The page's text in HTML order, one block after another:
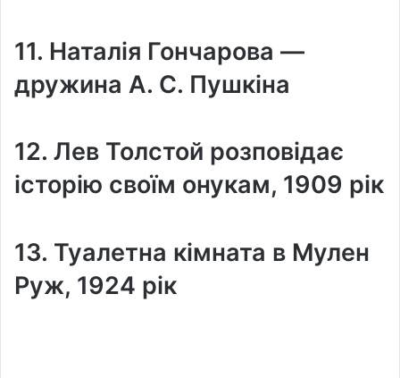
11. Наталія Гончарова —
дружина А. С. Пушкіна
12. Лев Толстой розповідає
історію своїм онукам, 1909 рік
13. Туалетна кімната в Мулен
Руж, 1924 рік